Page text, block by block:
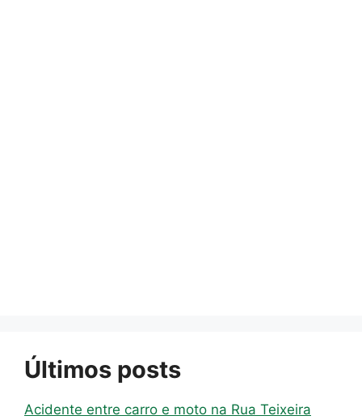
Últimos posts
Acidente entre carro e moto na Rua Teixeira